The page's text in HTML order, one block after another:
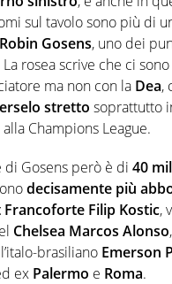
sul tavolo sono più di
Robin Gosens, uno dei
La rosea scrive che ci
ma non con la Dea,
stretto soprattutto
Champions League.
di Gosens però è di 40
decisamente più
Francoforte Filip Kostic,
Chelsea Marcos Alonso
brasiliano Emerson
ex Palermo e Roma.